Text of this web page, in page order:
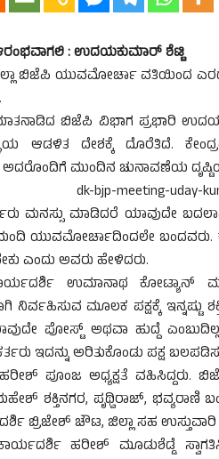
: ಉದಯಕುಮಾರ್ ಶೆಟ್ಟಿ
ಬಿಜೆಪಿ ಯುವಮೋರ್ಚಾ ವತಿಯಿಂದ
ಬಿಜೆಪಿ ವಿಭಾಗ ಪ್ರಭಾರಿ
ಆಡಳಿತ ದೇಶಕ್ಕೆ ದೊರೆತಿದೆ.
ಮುಂದಿನ ಚುನಾವಣೆಯ
ಮನಸ್ಸು ಮಾಡಿದರೆ ಯಾವುದೇ ಬದಲಾವಣೆ
ಯುವಮೋರ್ಚಾದಿಂದಲೇ ಬಂದವರು.
ಎಂದು ಅವರು ಹೇಳಿದರು.
ಉಮಾನಾಥ ಕೋಟ್ಯಾನ್
ನಿರ್ವಹಿಸುವ ಮೂಲಕ ಪಕ್ಷಕ್ಕೆ ಇನ್ನಷ್ಟು
ಪೋಸ್ಟ್ ಅಥವಾ ಹುದ್ದೆ
ಇದನ್ನು ಅರಿತುಕೊಂಡು ಪಕ್ಷ
ಪೂಂಜ ಅಧ್ಯಕ್ಷತೆ ವಹಿಸಿದ್ದರು.
ಶಕ್ತಿನಗರ, ಪೃಥ್ವಿರಾಜ್, ಭವ್ಯರಾಣಿ
ಬ್ರಿಜೇಶ್ ಚೌಟ, ಜಿಲ್ಲಾ ಸಹ
ಹರೀಶ್ ಮೂಡುಶೆಡ್ಡೆ